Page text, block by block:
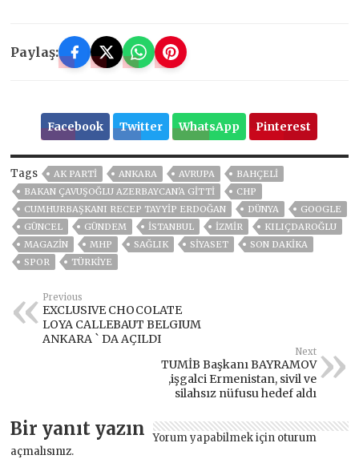
Paylaş:
Facebook Twitter WhatsApp Pinterest
Tags AK PARTİ ANKARA AVRUPA
BAHÇELİ
BAKAN ÇAVUŞOĞLU AZERBAYCAN'A GITTI
CHP
CUMHURBAŞKANI RECEP TAYYIP ERDOĞAN
DÜNYA
GOOGLE
GÜNCEL
GÜNDEM ISTANBUL İZMIR
KILIÇDAROĞLU
MAGAZİN
MHP SAĞLIK SİYASET
SON DAKIKA
SPOR
TÜRKİYE
Previous
EXCLUSIVE CHOCOLATE
LOYA CALLEBAUT BELGIUM
ANKARA ` DA AÇILDI
Next
TUMİB Başkanı BAYRAMOV
,işgalci Ermenistan, sivil ve
silahsız nüfusu hedef aldı
Bir yanıt yazın Yorum yapabilmek için oturum
açmalısınız.